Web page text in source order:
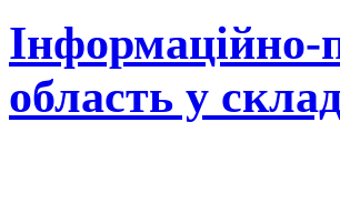
Інформаційно-
область у